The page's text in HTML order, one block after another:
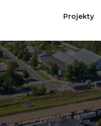
Projekty